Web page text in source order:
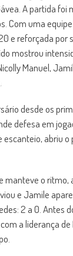
A partida
Com uma
e reforçada por
mostrou
Manuel,
desde os
defesa em
escanteio, abriu
manteve o ritmo,
e Jamile
2 a 0. Antes
a liderança de